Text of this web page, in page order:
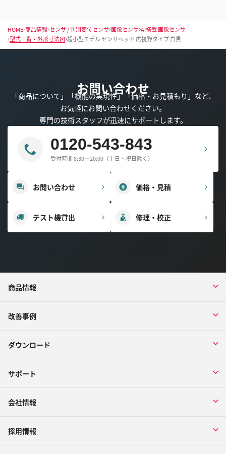
HOME 商品情報 センサ / 判別変位センサ 画像センサ AI搭載 画像センサ
型式一覧・外形寸法図 超小型モデル センサヘッド 広視野タイプ 白黒
お問い合わせ
「商品について」「機能の実現性」「価格・お見積もり」など、
お気軽にお問い合わせください。
専門の技術スタッフが迅速にサポートします。
0120-543-843
受付時間 8:30～20:00（土日・祝日除く）
お問い合わせ 価格・見積
テスト機貸出 修理・校正
商品情報
改善事例
ダウンロード
サポート
会社情報
採用情報